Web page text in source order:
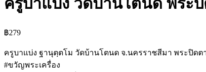
ครูบาแบ่ง วัดบ้านโตนด พระปิ
฿279
ครูบาแบ่ง ฐานุตฺตโม วัดบ้านโตนด จ.นครราชสีมา พระปิดตา
#ขวัญพระเครื่อง